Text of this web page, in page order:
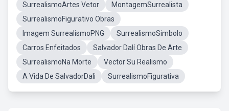
SurrealismoArtes Vetor
MontagemSurrealista
SurrealismoFigurativo Obras
Imagem SurrealismoPNG
SurrealismoSimbolo
Carros Enfeitados
Salvador Dalí Obras De Arte
SurrealismoNa Morte
Vector Su Realismo
A Vida De SalvadorDali
SurrealismoFigurativa